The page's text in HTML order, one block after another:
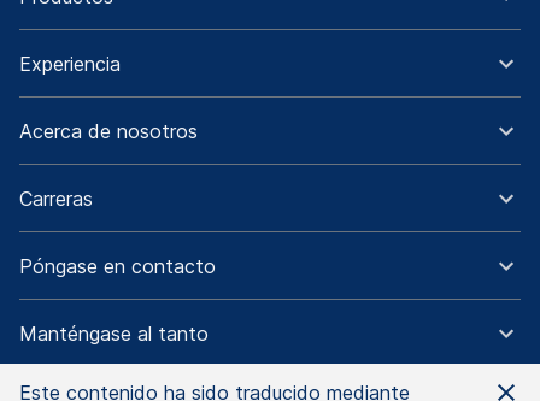
Este contenido ha sido traducido mediante
Experiencia
Acerca de nosotros
Carreras
Póngase en contacto
Manténgase al tanto